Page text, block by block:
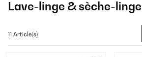
Lave-linge & sèche-linge
11 Article(s)